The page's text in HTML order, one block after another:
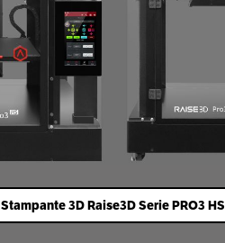
Stampante 3D Raise3D Serie PRO3 HS